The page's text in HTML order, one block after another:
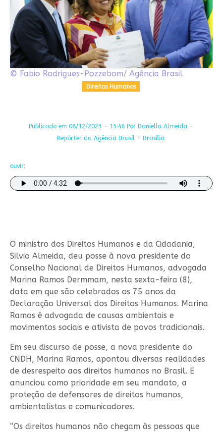
© Fabio Rodrigues-Pozzebom/ Agência Brasil
Direitos Humanos
Publicado em 08/12/2023 - 15:46 Por Daniella Almeida -
Repórter da Agência Brasil - Brasília
ouvir:
O ministro dos Direitos Humanos e da Cidadania,
Silvio Almeida, deu posse à nova presidente do
Conselho Nacional de Direitos Humanos, advogada
Marina Ramos Dermmam, nesta sexta-feira (8),
data em que são celebrados os 75 anos da
Declaração Universal dos Direitos Humanos. Marina
Ramos é advogada de causas ambientais e
movimentos sociais e ativista de povos tradicionais.
Em seu discurso de posse, a nova presidente do
CNDH, Marina Ramos, apontou diversas realidades
de desrespeito aos direitos humanos no Brasil. E
anunciou como prioridade em seu mandato, a
proteção de defensores de direitos humanos,
ambientalistas e comunicadores.
“Os direitos humanos não chegam às pessoas que